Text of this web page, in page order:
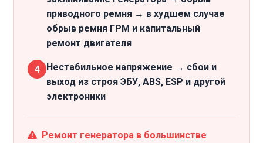
приводного ремня → в худшем случае
обрыв ремня ГРМ и капитальный
ремонт двигателя
4
Нестабильное напряжение → сбои и
выход из строя ЭБУ, ABS, ESP и другой
электроники
Ремонт генератора в большинстве